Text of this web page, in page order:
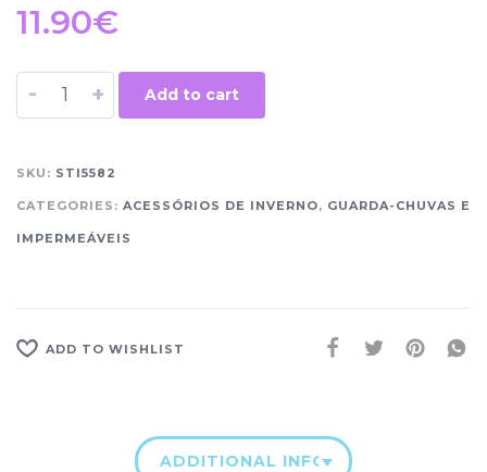
11.90€
- + Add to cart
SKU: STI5582
CATEGORIES: ACESSÓRIOS DE INVERNO, GUARDA-CHUVAS E
IMPERMEÁVEIS
ADD TO WISHLIST
ADDITIONAL INFORMATION